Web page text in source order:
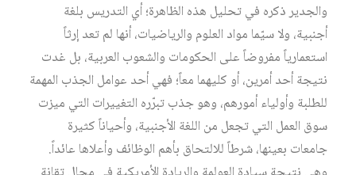
والجدير ذكره في تحليل هذه الظاهرة؛ أي التدريس بلغة
أجنبية، ولا سيّما مواد العلوم والرياضيات، أنها لم تعد إرثاً
استعمارياً مفروضاً على الحكومات والشعوب العربية، بل غدت
نتيجة أحد أمرين، أو كليهما معاً؛ فهي أحد عوامل الجذب المهمة
للطلبة وأولياء أمورهم، وهو جذب تبرّره التغييرات التي ميزت
سوق العمل التي تجعل من اللغة الأجنبية، وأحياناً كثيرة
جامعات بعينها، شرطاً للالتحاق بأهم الوظائف وأعلاها عائداً.